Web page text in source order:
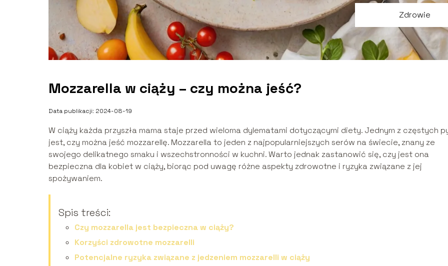
Zdrowie
Mozzarella w ciąży – czy można jeść?
Data publikacji: 2024-08-19
W ciąży każda przyszła mama staje przed wieloma dylematami dotyczącymi diety. Jednym z częstych
jest, czy można jeść mozzarellę. Mozzarella to jeden z najpopularniejszych serów na świecie, znany ze
swojego delikatnego smaku i wszechstronności w kuchni. Warto jednak zastanowić się, czy jest ona
bezpieczna dla kobiet w ciąży, biorąc pod uwagę różne aspekty zdrowotne i ryzyka związane z jej
spożywaniem.
Spis treści:
Czy mozzarella jest bezpieczna w ciąży?
Korzyści zdrowotne mozzarelli
Potencjalne ryzyka związane z jedzeniem mozzarelli w ciąży